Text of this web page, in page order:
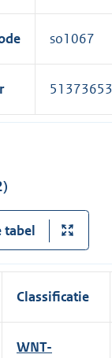
so1067
51373653
tabel
Classificatie
E
WNT-